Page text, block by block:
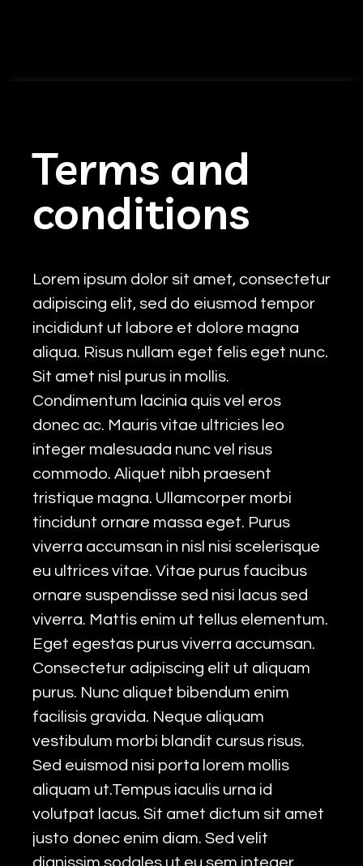
Terms and
conditions
Lorem ipsum dolor sit amet, consectetur
adipiscing elit, sed do eiusmod tempor
incididunt ut labore et dolore magna
aliqua. Risus nullam eget felis eget nunc.
Sit amet nisl purus in mollis.
Condimentum lacinia quis vel eros
donec ac. Mauris vitae ultricies leo
integer malesuada nunc vel risus
commodo. Aliquet nibh praesent
tristique magna. Ullamcorper morbi
tincidunt ornare massa eget. Purus
viverra accumsan in nisl nisi scelerisque
eu ultrices vitae. Vitae purus faucibus
ornare suspendisse sed nisi lacus sed
viverra. Mattis enim ut tellus elementum.
Eget egestas purus viverra accumsan.
Consectetur adipiscing elit ut aliquam
purus. Nunc aliquet bibendum enim
facilisis gravida. Neque aliquam
vestibulum morbi blandit cursus risus.
Sed euismod nisi porta lorem mollis
aliquam ut.Tempus iaculis urna id
volutpat lacus. Sit amet dictum sit amet
justo donec enim diam. Sed velit
dignissim sodales ut eu sem integer